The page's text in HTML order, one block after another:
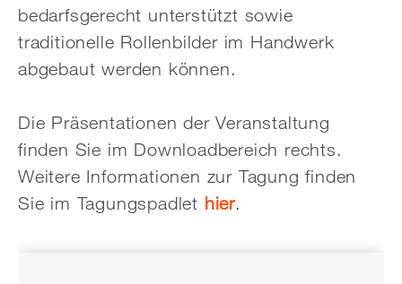
bedarfsgerecht unterstützt sowie
traditionelle Rollenbilder im Handwerk
abgebaut werden können.
Die Präsentationen der Veranstaltung
finden Sie im Downloadbereich rechts.
Weitere Informationen zur Tagung finden
Sie im Tagungspadlet hier.